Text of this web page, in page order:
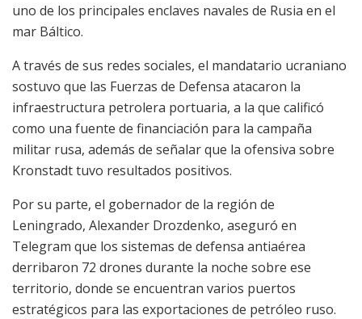
uno de los principales enclaves navales de Rusia en el
mar Báltico.
A través de sus redes sociales, el mandatario ucraniano
sostuvo que las Fuerzas de Defensa atacaron la
infraestructura petrolera portuaria, a la que calificó
como una fuente de financiación para la campaña
militar rusa, además de señalar que la ofensiva sobre
Kronstadt tuvo resultados positivos.
Por su parte, el gobernador de la región de
Leningrado, Alexander Drozdenko, aseguró en
Telegram que los sistemas de defensa antiaérea
derribaron 72 drones durante la noche sobre ese
territorio, donde se encuentran varios puertos
estratégicos para las exportaciones de petróleo ruso.